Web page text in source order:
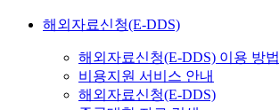
해외자료신청(E-DDS)
해외자료신청(E-DDS) 이용 방법
비용지원 서비스 안내
해외자료신청(E-DDS)